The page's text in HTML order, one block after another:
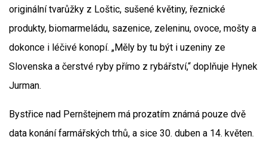
originální tvarůžky z Loštic, sušené květiny, řeznické
produkty, biomarmeládu, sazenice, zeleninu, ovoce, mošty a
dokonce i léčivé konopí. „Měly by tu být i uzeniny ze
Slovenska a čerstvé ryby přímo z rybářství,“ doplňuje Hynek
Jurman.
Bystřice nad Pernštejnem má prozatím známá pouze dvě
data konání farmářských trhů, a sice 30. duben a 14. květen.